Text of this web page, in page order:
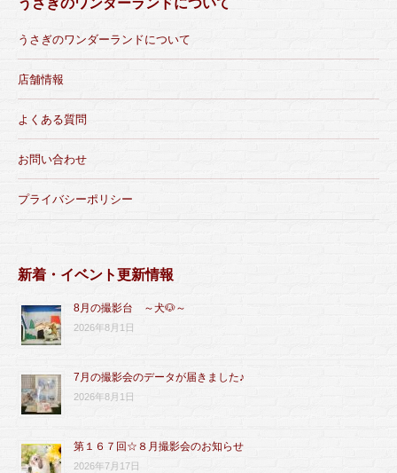
うさぎのワンダーランドについて
うさぎのワンダーランドについて
店舗情報
よくある質問
お問い合わせ
プライバシーポリシー
新着・イベント更新情報
8月の撮影台 ～犬🐶～
2026年8月1日
7月の撮影会のデータが届きました♪
2026年8月1日
第１６７回☆８月撮影会のお知らせ
2026年7月17日